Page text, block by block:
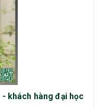
khách hàng đại học